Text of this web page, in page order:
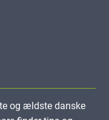
og ældste danske